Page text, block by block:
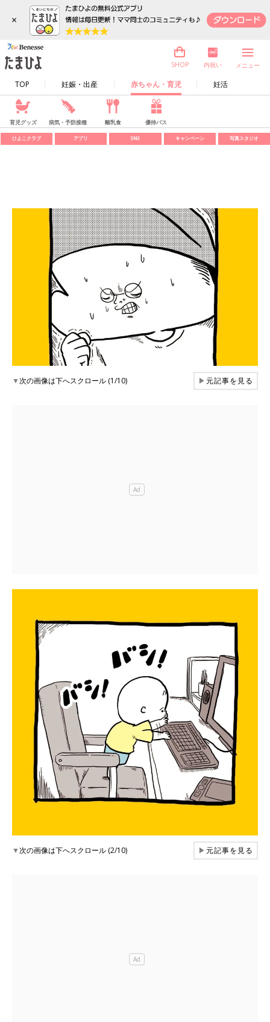
×
TOP 妊娠・出産 赤ちゃん・育児 妊活
SHOP 内祝い メニュー
育児グッズ 病気・予防接種 離乳食 優待パス
ひよこクラブ アプリ SNS キャンペーン 写真スタジオ
▼次の画像は下へスクロール (1/10) ▶元記事を見る
▼次の画像は下へスクロール (2/10) ▶元記事を見る